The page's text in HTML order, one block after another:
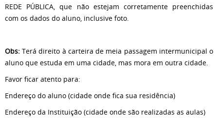
REDE PÚBLICA, que não estejam corretamente preenchidas
com os dados do aluno, inclusive foto.
Obs: Terá direito à carteira de meia passagem intermunicipal o
aluno que estuda em uma cidade, mas mora em outra cidade.
Favor ficar atento para:
Endereço do aluno (cidade onde fica sua residência)
Endereço da Instituição (cidade onde são realizadas as aulas)